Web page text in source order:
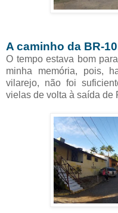
A caminho da BR-
O tempo estava bom
minha memória, pois,
vilarejo, não foi
vielas de volta à saída de